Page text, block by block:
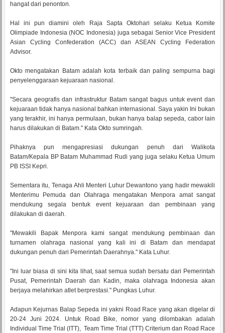
hangat dari penonton.
Hal ini pun diamini oleh Raja Sapta Oktohari selaku Ketua Komite
Olimpiade Indonesia (NOC Indonesia) juga sebagai Senior Vice President
Asian Cycling Confederation (ACC) dan ASEAN Cycling Federation
Advisor.
Okto mengatakan Batam adalah kota terbaik dan paling sempurna bagi
penyelenggaraan kejuaraan nasional.
"Secara geografis dan infrastruktur Batam sangat bagus untuk event dan
kejuaraan tidak hanya nasional bahkan internasional. Saya yakin Ini bukan
yang terakhir, ini hanya permulaan, bukan hanya balap sepeda, cabor lain
harus dilakukan di Batam." Kata Okto sumringah.
Pihaknya pun mengapresiasi dukungan penuh dari Walikota
Batam/Kepala BP Batam Muhammad Rudi yang juga selaku Ketua Umum
PB ISSI Kepri.
Sementara itu, Tenaga Ahli Menteri Luhur Dewantono yang hadir mewakili
Menterimu Pemuda dan Olahraga mengatakan Menpora amat sangat
mendukung segala bentuk event kejuaraan dan pembinaan yang
dilakukan di daerah.
"Mewakili Bapak Menpora kami sangat mendukung pembinaan dan
turnamen olahraga nasional yang kali ini di Batam dan mendapat
dukungan penuh dari Pemerintah Daerahnya." Kata Luhur.
"Ini luar biasa di sini kita lihat, saat semua sudah bersatu dari Pemerintah
Pusat, Pemerintah Daerah dan Kadin, maka olahraga Indonesia akan
berjaya melahirkan atlet berprestasi." Pungkas Luhur.
Adapun Kejurnas Balap Sepeda ini yakni Road Race yang akan digelar di
20-24 Juni 2024. Untuk Road Bike, nomor yang dilombakan adalah
Individual Time Trial (ITT), Team Time Trial (TTT) Criterium dan Road Race